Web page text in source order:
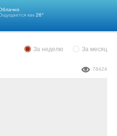
как 26°
За неделю За месяц
78424